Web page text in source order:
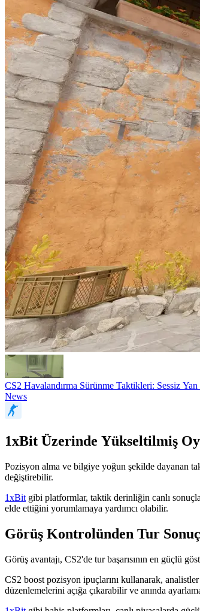
CS2 Havalandırma Sürünme Taktikleri: Sessiz
News
1xBit Üzerinde Yükseltilmiş
Pozisyon alma ve bilgiye yoğun şekilde dayanan
değiştirebilir.
1xBit gibi platformlar, taktik derinliğin canlı
elde ettiğini yorumlamaya yardımcı olabilir.
Görüş Kontrolünden Tur
Görüş avantajı, CS2'de tur başarısının en güçlü
CS2 boost pozisyon ipuçlarını kullanarak,
düzenlemelerini açığa çıkarabilir ve anında